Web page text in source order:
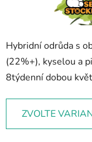
Hybridní odrůda s
(22%+), kyselou a
8týdenní dobou
ZVOLTE